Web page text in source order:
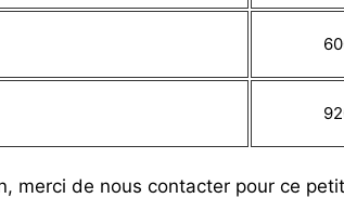
merci de nous contacter pour ce